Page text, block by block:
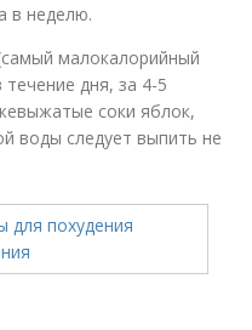
в неделю.
малокалорийный
дня, за 4-5
соки яблок,
воды следует выпить не